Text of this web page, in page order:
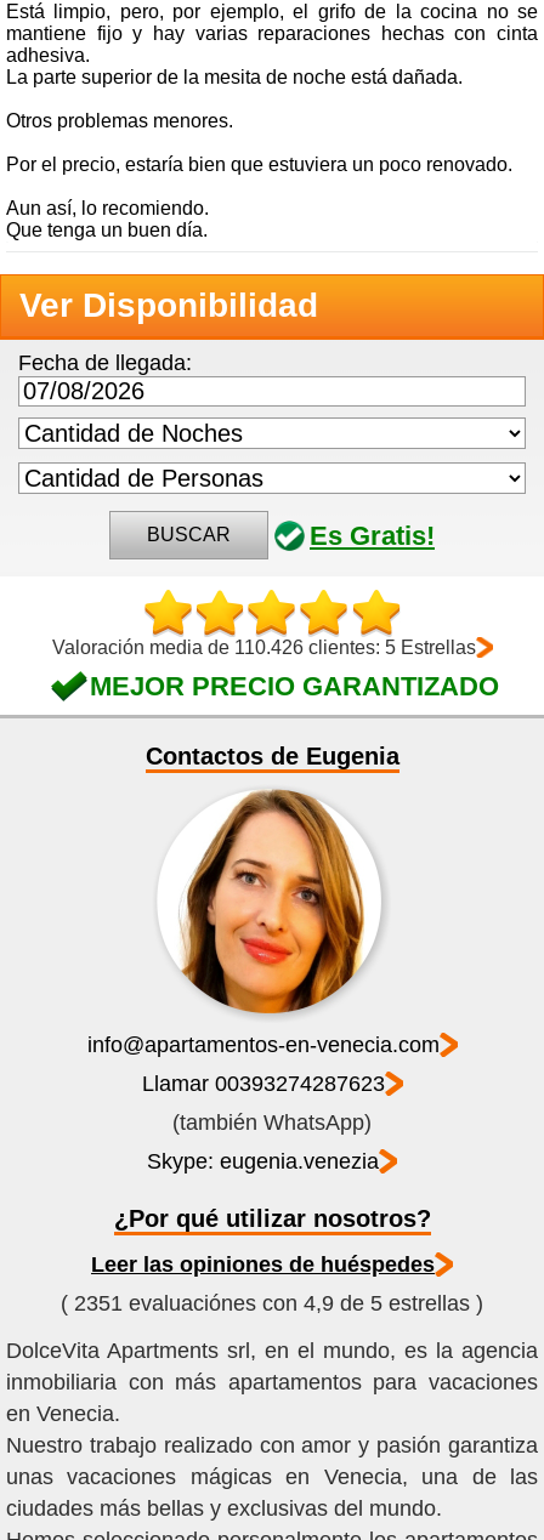
Está limpio, pero, por ejemplo, el grifo de la cocina no se
mantiene fijo y hay varias reparaciones hechas con cinta
adhesiva.
La parte superior de la mesita de noche está dañada.
Otros problemas menores.
Por el precio, estaría bien que estuviera un poco renovado.
Aun así, lo recomiendo.
Que tenga un buen día.
Ver Disponibilidad
Fecha de llegada:
BUSCAR Es Gratis!
Valoración media de 110.426 clientes: 5 Estrellas
MEJOR PRECIO GARANTIZADO
Contactos de Eugenia
info@apartamentos-en-venecia.com
Llamar 00393274287623
(también WhatsApp)
Skype: eugenia.venezia
¿Por qué utilizar nosotros?
Leer las opiniones de huéspedes
( 2351 evaluaciónes con 4,9 de 5 estrellas )
DolceVita Apartments srl, en el mundo, es la agencia
inmobiliaria con más apartamentos para vacaciones
en Venecia.
Nuestro trabajo realizado con amor y pasión garantiza
unas vacaciones mágicas en Venecia, una de las
ciudades más bellas y exclusivas del mundo.